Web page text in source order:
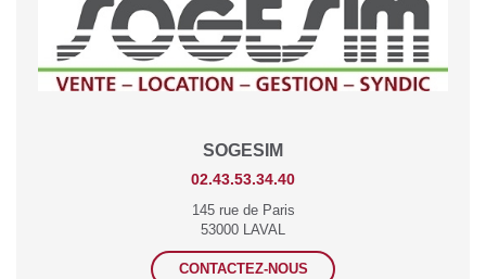
SOGESIM
02.43.53.34.40
145 rue de Paris
53000 LAVAL
CONTACTEZ-NOUS